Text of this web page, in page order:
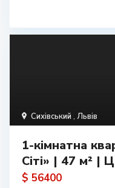
Сихівський , Львів
1-кімнатна
Сіті» | 47 м² |
$ 56400